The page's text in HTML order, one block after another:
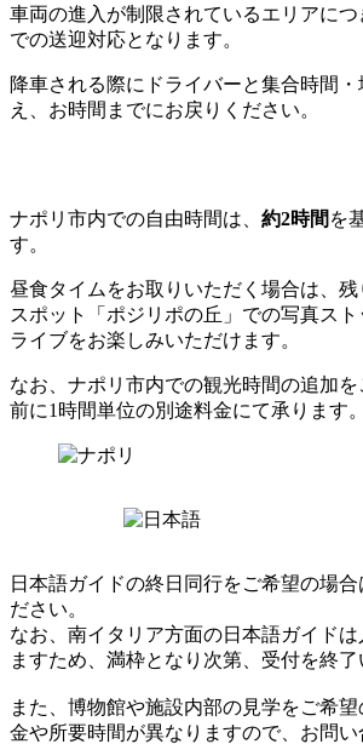
車両の進入が制限されているエリアにつ
での送迎対応となります。
降車される際にドライバーと集合時間・
え、お時間までにお戻りください。
ナポリ市内での自由時間は、 約2時間 を
す。
昼食タイムをお取りいただく場合は、
スポット「ポジリポの丘」での写真ス
ライブをお楽しみいただけます。
なお、ナポリ市内での観光時間の追加
前に1時間単位の別途料金にて承ります。
日本語ガイドの終日同行をご希望の場合
ださい。
なお、南イタリア方面の日本語ガイドは
ますため、満枠となり次第、受付を終了
また、博物館や施設内部の見学をご希
金や所要時間が異なりますので、お問